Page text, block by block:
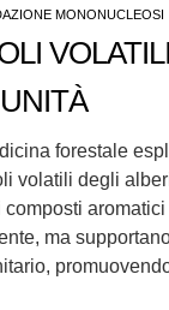
MONONUCLEOSI
forestale
volatili degli
composti
ma